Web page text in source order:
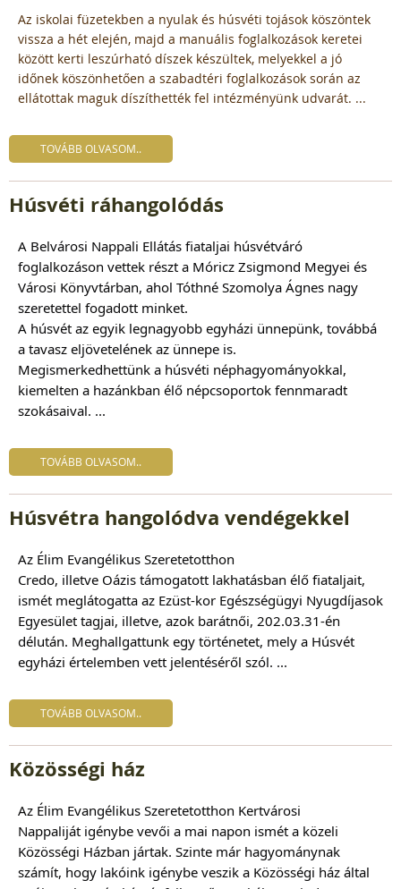
Az iskolai füzetekben a nyulak és húsvéti tojások köszöntek
vissza a hét elején, majd a manuális foglalkozások keretei
között kerti leszúrható díszek készültek, melyekkel a jó
időnek köszönhetően a szabadtéri foglalkozások során az
ellátottak maguk díszíthették fel intézményünk udvarát. ...
TOVÁBB OLVASOM..
Húsvéti ráhangolódás
A Belvárosi Nappali Ellátás fiataljai húsvétváró
foglalkozáson vettek részt a Móricz Zsigmond Megyei és
Városi Könyvtárban, ahol Tóthné Szomolya Ágnes nagy
szeretettel fogadott minket.
A húsvét az egyik legnagyobb egyházi ünnepünk, továbbá
a tavasz eljövetelének az ünnepe is.
Megismerkedhettünk a húsvéti néphagyományokkal,
kiemelten a hazánkban élő népcsoportok fennmaradt
szokásaival. ...
TOVÁBB OLVASOM..
Húsvétra hangolódva vendégekkel
Az Élim Evangélikus Szeretetotthon
Credo, illetve Oázis támogatott lakhatásban élő fiataljait,
ismét meglátogatta az Ezüst-kor Egészségügyi Nyugdíjasok
Egyesület tagjai, illetve, azok barátnői, 202.03.31-én
délután. Meghallgattunk egy történetet, mely a Húsvét
egyházi értelemben vett jelentéséről szól. ...
TOVÁBB OLVASOM..
Közösségi ház
Az Élim Evangélikus Szeretetotthon Kertvárosi
Nappaliját igénybe vevői a mai napon ismét a közeli
Közösségi Házban jártak. Szinte már hagyománynak
számít, hogy lakóink igénybe veszik a Közösségi ház által